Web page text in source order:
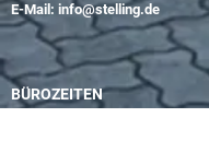
E-Mail: info@stelling.de
BÜROZEITEN